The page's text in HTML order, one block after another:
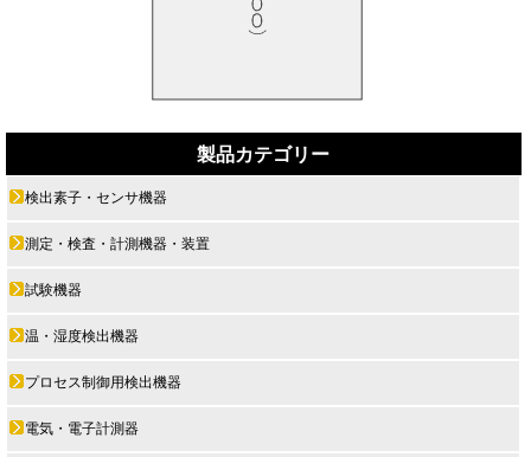
製品カテゴリー
検出素子・センサ機器
測定・検査・計測機器・装置
試験機器
温・湿度検出機器
プロセス制御用検出機器
電気・電子計測器